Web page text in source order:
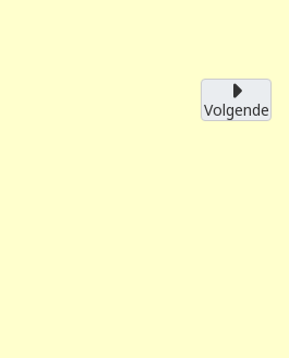
Volgende